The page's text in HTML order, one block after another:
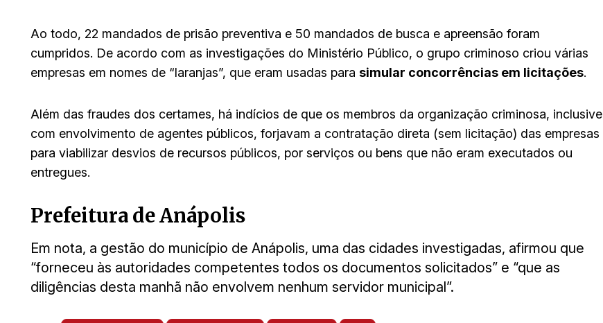
Ao todo, 22 mandados de prisão preventiva e 50 mandados de busca e apreensão foram
cumpridos. De acordo com as investigações do Ministério Público, o grupo criminoso criou várias
empresas em nomes de “laranjas”, que eram usadas para simular concorrências em licitações.
Além das fraudes dos certames, há indícios de que os membros da organização criminosa, inclusive
com envolvimento de agentes públicos, forjavam a contratação direta (sem licitação) das empresas
para viabilizar desvios de recursos públicos, por serviços ou bens que não eram executados ou
entregues.
Prefeitura de Anápolis
Em nota, a gestão do município de Anápolis, uma das cidades investigadas, afirmou que
“forneceu às autoridades competentes todos os documentos solicitados” e “que as
diligências desta manhã não envolvem nenhum servidor municipal”.